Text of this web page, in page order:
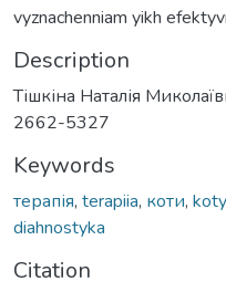
vyznachenniam yikh
Description
Тішкіна Наталія
2662-5327
Keywords
терапія, terapiia, коти, koty
diahnostyka
Citation